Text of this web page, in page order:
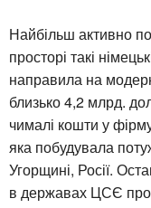
Найбільш активно
просторі такі
направила на
близько 4,2 млрд.
чималі кошти у
яка побудувала
Угорщині, Росії.
в державах ЦСЄ